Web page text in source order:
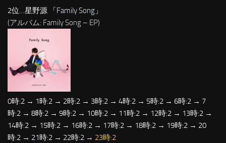
2位…星野源 「Family Song 」
(アルバム: Family Song – EP)
0時:2 → 1時:2 → 2時:2 → 3時:2 → 4時:2 → 5時:2 → 6時:2 → 7
時:2 → 8時:2 → 9時:2 → 10時:2 → 11時:2 → 12時:2 → 13時:2 →
14時:2 → 15時:2 → 16時:2 → 17時:2 → 18時:2 → 19時:2 → 20
時:2 → 21時:2 → 22時:2 → 23時:2